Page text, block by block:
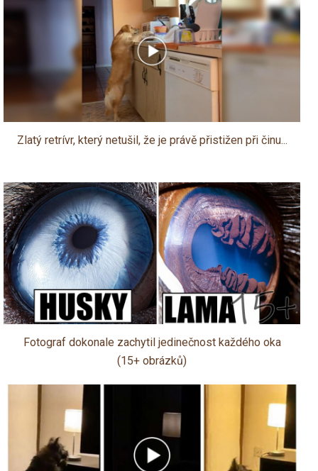
Zlatý retrívr, který netušil, že je právě přistižen při činu...
Fotograf dokonale zachytil jedinečnost každého oka
(15+ obrázků)